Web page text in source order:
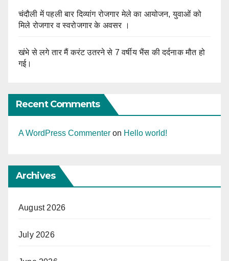
चंदौली में पहली बार दिव्यांग रोजगार मेले का आयोजन, युवाओं को
मिले रोजगार व स्वरोजगार के अवसर ।
खंभे से लगे तार मैं करंट उतरने से 7 वर्षीय भैंस की दर्दनाक मौत हो
गई।
Recent Comments
A WordPress Commenter on Hello world!
Archives
August 2026
July 2026